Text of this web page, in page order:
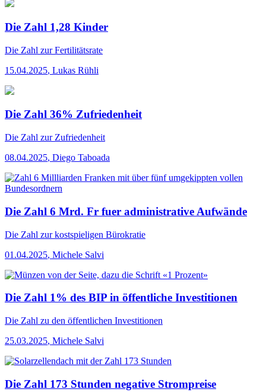
Die Zahl 1,28 Kinder
Die Zahl zur Fertilitätsrate
15.04.2025, Lukas Rühli
Die Zahl 36% Zufriedenheit
Die Zahl zur Zufriedenheit
08.04.2025, Diego Taboada
Die Zahl 6 Mrd. Fr fuer administrative Aufwände
Die Zahl zur kostspieligen Bürokratie
01.04.2025, Michele Salvi
Die Zahl 1% des BIP in öffentliche Investitionen
Die Zahl zu den öffentlichen Investitionen
25.03.2025, Michele Salvi
Die Zahl 173 Stunden negative Strompreise